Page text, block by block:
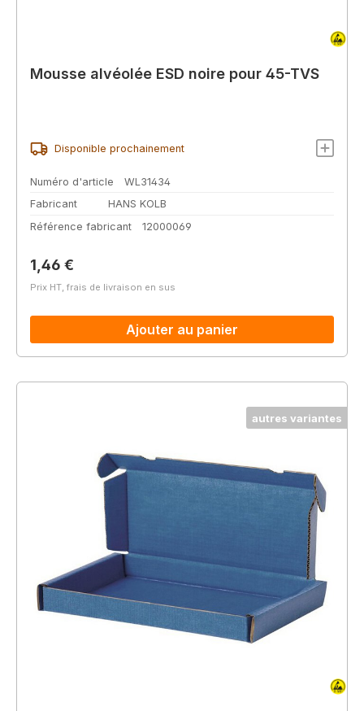
Mousse alvéolée ESD noire pour 45-TVS
Disponible prochainement
Numéro d'article
WL31434
Fabricant
HANS KOLB
Référence fabricant
12000069
Prix régulier :
1,46 €
Prix HT, frais de livraison en sus
Ajouter au panier
autres variantes